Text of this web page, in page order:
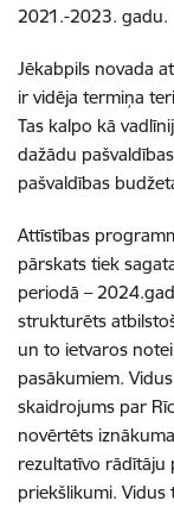
2021.-2023. gadu.
Jēkabpils novada
ir vidēja termiņa
Tas kalpo kā
dažādu
pašvaldības
Attīstības
pārskats tiek
periodā –
strukturēts
un to ietvaros
pasākumiem.
skaidrojums par
novērtēts
rezultatīvo rādītāju
priekšlikumi.